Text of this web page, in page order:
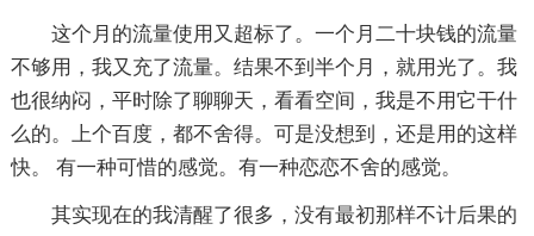
这个月的流量使用又超标了。一个月二十块钱的流量
不够用，我又充了流量。结果不到半个月，就用光了。我
也很纳闷，平时除了聊聊天，看看空间，我是不用它干什
么的。上个百度，都不舍得。可是没想到，还是用的这样
快。 有一种可惜的感觉。有一种恋恋不舍的感觉。
其实现在的我清醒了很多，没有最初那样不计后果的